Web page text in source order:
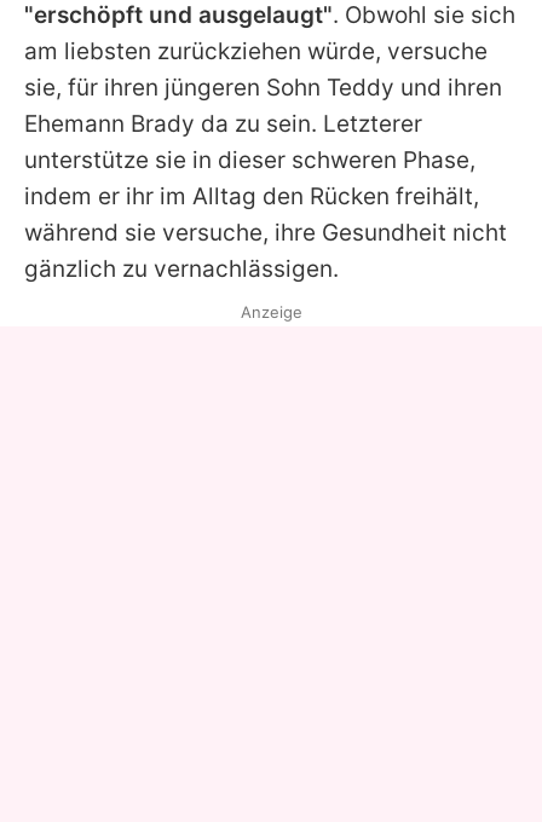
"erschöpft und ausgelaugt". Obwohl sie sich
am liebsten zurückziehen würde, versuche
sie, für ihren jüngeren Sohn Teddy und ihren
Ehemann Brady da zu sein. Letzterer
unterstütze sie in dieser schweren Phase,
indem er ihr im Alltag den Rücken freihält,
während sie versuche, ihre Gesundheit nicht
gänzlich zu vernachlässigen.
Anzeige